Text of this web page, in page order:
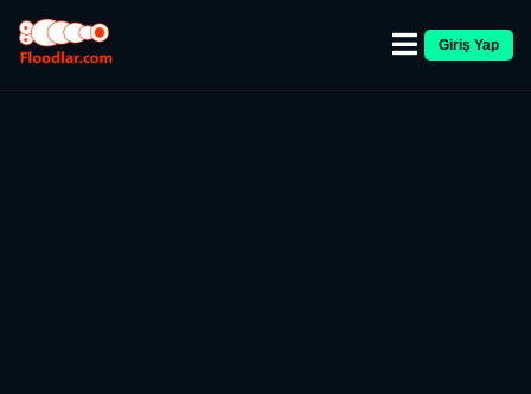
Giriş Yap